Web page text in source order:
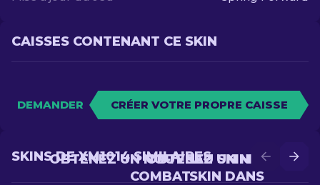
CAISSES CONTENANT CE SKIN
DEMANDER CRÉER VOTRE PROPRE CAISSE
OBTENEZ UN MEILLEUR
SKIN DANS
OBTENEZ UN NOUVEAU SKIN EN
COMBAT
SKINS DE XM1014 SIMILAIRES